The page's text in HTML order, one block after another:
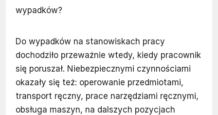
wypadków?
Do wypadków na stanowiskach pracy
dochodziło przeważnie wtedy, kiedy pracownik
się poruszał. Niebezpiecznymi czynnościami
okazały się też: operowanie przedmiotami,
transport ręczny, prace narzędziami ręcznymi,
obsługa maszyn, na dalszych pozycjach